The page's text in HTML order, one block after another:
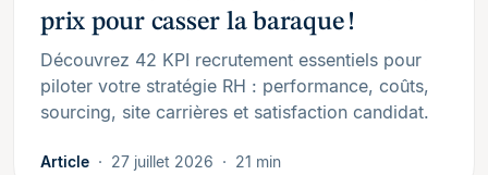
prix pour casser la baraque !
Découvrez 42 KPI recrutement essentiels pour
piloter votre stratégie RH : performance, coûts,
sourcing, site carrières et satisfaction candidat.
Article 27 juillet 2026 21 min